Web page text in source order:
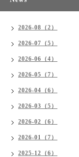
2026-08（2）
2026-07（5）
2026-06（4）
2026-05（7）
2026-04（6）
2026-03（5）
2026-02（6）
2026-01（7）
2025-12（6）